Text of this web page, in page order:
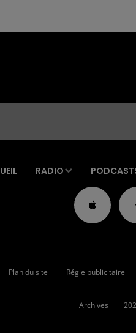
RADIO
Plan du site Régie publicitaire
Archives